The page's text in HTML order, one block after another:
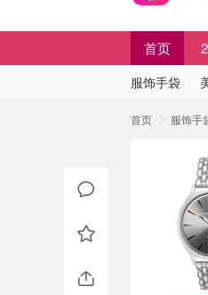
首页
服饰手袋
首页 服饰手